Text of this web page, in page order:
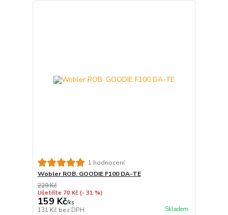
1 hodnocení
Wobler ROB. GOODIE F100 DA-TE
229 Kč
Ušetříte 70 Kč (- 31 %)
159 Kč/ks
131 Kč bez DPH Skladem